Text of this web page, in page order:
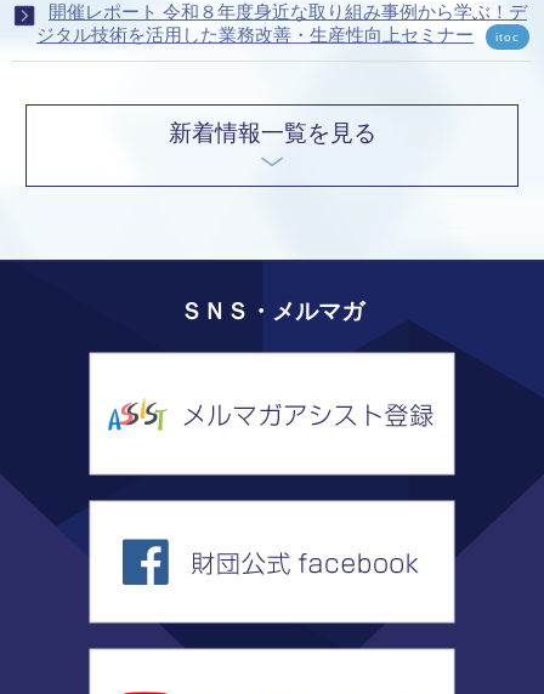
開催レポート 令和８年度身近な取り組み事例から学ぶ！デ
ジタル技術を活用した業務改善・生産性向上セミナー
itoc
新着情報一覧を見る
ＳＮＳ・メルマガ